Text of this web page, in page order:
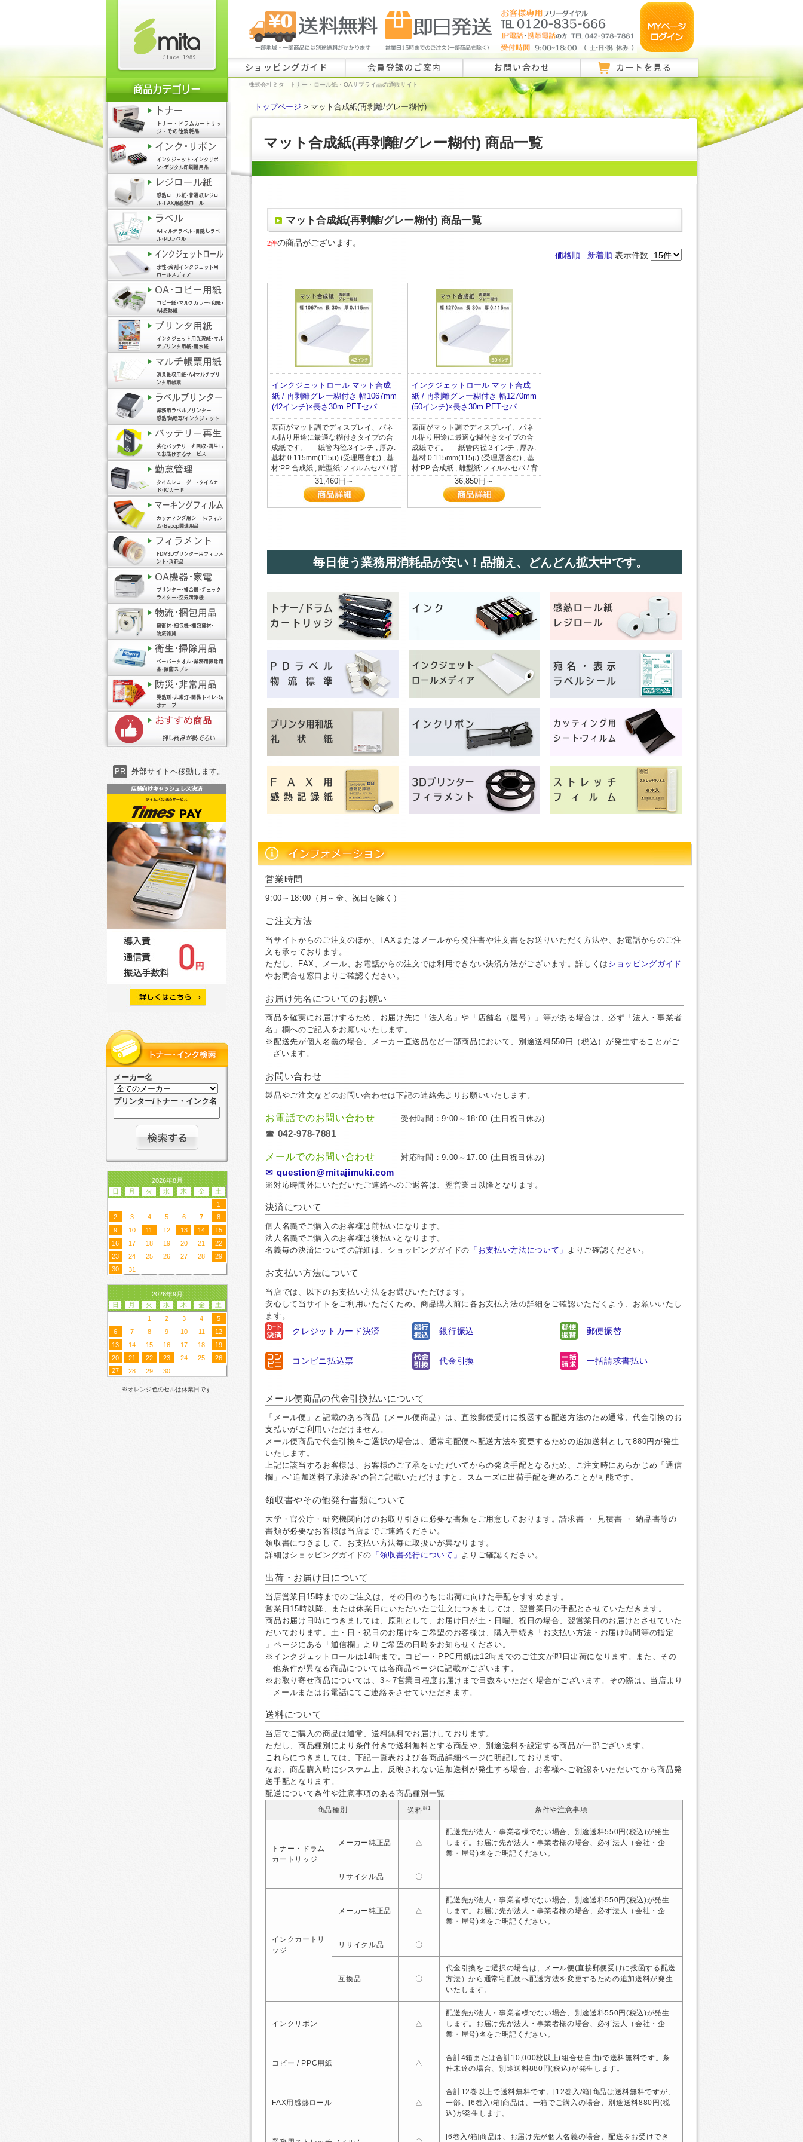
PR 外部サイトへ移動します。
メーカー名
プリンター/トナー・インク名
2026年8月
日
月 火 水 木 金
土
1
2
3 4 5 6 7
8
9
10 11 12 13 14
15
16
17 18 19 20 21
22
23
24 25 26 27 28
29
30
31
2026年9月
日
月 火 水 木 金
土
1
2 3 4
5
6
7 8 9 10 11
12
13
14 15 16 17 18
19
20
21 22 23 24 25
26
27
28 29 30
※オレンジ色のセルは休業日です
ショッピングガイド 会員登録のご案内 お問い合わせ
ロール紙特注のご相談はこちら
ラベル特注のご相談はこちら
カートを見る
株式会社ミタ - トナー・ロール紙・OAサプライ品の通販サイト
トップページ > マット合成紙(再剥離/グレー糊付)
マット合成紙(再剥離/グレー糊付) 商品一覧
マット合成紙(再剥離/グレー糊付) 商品一覧
2件の商品がございます。
価格順
新着順 表示件数
インクジェットロール マット合成
紙 / 再剥離グレー糊付き 幅1067mm
(42インチ)×長さ30m PETセパ
表面がマット調でディスプレイ、パネ
ル貼り用途に最適な糊付きタイプの合
成紙です。 紙管内径:3インチ , 厚み:
基材 0.115mm(115μ) (受理層含む) , 基
材:PP 合成紙 , 離型紙:フィルムセパ / 背
面マットコート処理 , 対応インク:水性
染料、水性顔料
31,460円～
インクジェットロール マット合成
紙 / 再剥離グレー糊付き 幅1270mm
(50インチ)×長さ30m PETセパ
表面がマット調でディスプレイ、パネ
ル貼り用途に最適な糊付きタイプの合
成紙です。 紙管内径:3インチ , 厚み:
基材 0.115mm(115μ) (受理層含む) , 基
材:PP 合成紙 , 離型紙:フィルムセパ / 背
面マットコート処理 , 対応インク:水性
染料、水性顔料
36,850円～
毎日使う業務用消耗品が安い！品揃え、どんどん拡大中です。
営業時間
9:00～18:00（月～金、祝日を除く）
ご注文方法
当サイトからのご注文のほか、FAXまたはメールから発注書や注文書をお送りいただく方法や、お電話からのご注
文も承っております。
ただし、FAX、メール、お電話からの注文では利用できない決済方法がございます。詳しくは ショッピングガイド
やお問合せ窓口よりご確認ください。
お届け先名についてのお願い
商品を確実にお届けするため、お届け先に「法人名」や「店舗名（屋号）」等がある場合は、必ず「法人・事業者
名」欄へのご記入をお願いいたします。
※配送先が個人名義の場合、メーカー直送品など一部商品において、別途送料550円（税込）が発生することがご
ざいます。
お問い合わせ
製品やご注文などのお問い合わせは下記の連絡先よりお願いいたします。
お電話でのお問い合わせ 受付時間：9:00～18:00 (土日祝日休み)
☎ 042-978-7881
メールでのお問い合わせ 対応時間：9:00～17:00 (土日祝日休み)
✉ question@mitajimuki.com
※対応時間外にいただいたご連絡へのご返答は、翌営業日以降となります。
決済について
個人名義でご購入のお客様は前払いになります。
法人名義でご購入のお客様は後払いとなります。
名義毎の決済についての詳細は、ショッピングガイドの 「お支払い方法について」 よりご確認ください。
お支払い方法について
当店では、以下のお支払い方法をお選びいただけます。
安心して当サイトをご利用いただくため、商品購入前に各お支払方法の詳細をご確認いただくよう、お願いいたし
ます。
クレジットカード決済 銀行振込 郵便振替
コンビニ払込票 代金引換 一括請求書払い
メール便商品の代金引換払いについて
「メール便」と記載のある商品（メール便商品）は、直接郵便受けに投函する配送方法のため通常、代金引換のお
支払いがご利用いただけません。
メール便商品で代金引換をご選択の場合は、通常宅配便へ配送方法を変更するための追加送料として880円が発生
いたします。
上記に該当するお客様は、お客様のご了承をいただいてからの発送手配となるため、ご注文時にあらかじめ「通信
欄」へ”追加送料了承済み”の旨ご記載いただけますと、スムーズに出荷手配を進めることが可能です。
領収書やその他発行書類について
大学・官公庁・研究機関向けのお取り引きに必要な書類をご用意しております。請求書 ・ 見積書 ・ 納品書等の
書類が必要なお客様は当店までご連絡ください。
領収書につきまして、お支払い方法毎に取扱いが異なります。
詳細はショッピングガイドの 「領収書発行について」 よりご確認ください。
出荷・お届け日について
当店営業日15時までのご注文は、その日のうちに出荷に向けた手配をすすめます。
営業日15時以降、または休業日にいただいたご注文につきましては、翌営業日の手配とさせていただきます。
商品お届け日時につきましては、原則として、お届け日が土・日曜、祝日の場合、翌営業日のお届けとさせていた
だいております。土・日・祝日のお届けをご希望のお客様は、購入手続き「お支払い方法・お届け時間等の指定
」ページにある「通信欄」よりご希望の日時をお知らせください。
※インクジェットロールは14時まで。コピー・PPC用紙は12時までのご注文が即日出荷になります。また、その
他条件が異なる商品については各商品ページに記載がございます。
※お取り寄せ商品については、3～7営業日程度お届けまで日数をいただく場合がございます。その際は、当店より
メールまたはお電話にてご連絡をさせていただきます。
送料について
当店でご購入の商品は通常、送料無料でお届けしております。
ただし、商品種別により条件付きで送料無料とする商品や、別途送料を設定する商品が一部ございます。
これらにつきましては、下記一覧表および各商品詳細ページに明記しております。
なお、商品購入時にシステム上、反映されない追加送料が発生する場合、お客様へご確認をいただいてから商品発
送手配となります。
配送について条件や注意事項のある商品種別一覧
商品種別 送料※1 条件や注意事項
トナー・ドラム
カートリッジ
メーカー純正品 △
配送先が法人・事業者様でない場合、別途送料550円(税込)が発生
します。お届け先が法人・事業者様の場合、必ず法人（会社・企
業・屋号)名をご明記ください。
リサイクル品 〇
インクカートリ
ッジ
メーカー純正品 △
配送先が法人・事業者様でない場合、別途送料550円(税込)が発生
します。お届け先が法人・事業者様の場合、必ず法人（会社・企
業・屋号)名をご明記ください。
リサイクル品 〇
互換品 〇
代金引換をご選択の場合は、メール便(直接郵便受けに投函する配送
方法）から通常宅配便へ配送方法を変更するための追加送料が発生
いたします。
インクリボン △
配送先が法人・事業者様でない場合、別途送料550円(税込)が発生
します。お届け先が法人・事業者様の場合、必ず法人（会社・企
業・屋号)名をご明記ください。
コピー / PPC用紙 △
合計4箱または合計10,000枚以上(組合せ自由)で送料無料です。条
件未達の場合、別途送料880円(税込)が発生します。
FAX用感熱ロール △
合計12巻以上で送料無料です。[12巻入/箱]商品は送料無料ですが、
一部、[6巻入/箱]商品は、一箱でご購入の場合、別途送料880円(税
込)が発生します。
[6巻入/箱]商品は、お届け先が個人名義の場合、配送をお受けでき